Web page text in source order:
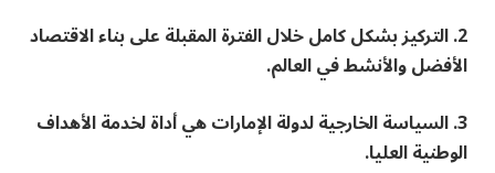
2. التركيز بشكل كامل خلال الفترة المقبلة على بناء الاقتصاد
الأفضل والأنشط في العالم.
3. السياسة الخارجية لدولة الإمارات هي أداة لخدمة الأهداف
الوطنية العليا.